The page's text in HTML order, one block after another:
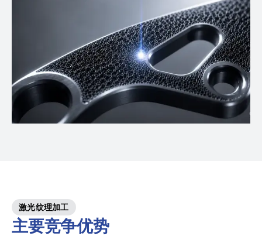
激光纹理加工
主要竞争优势